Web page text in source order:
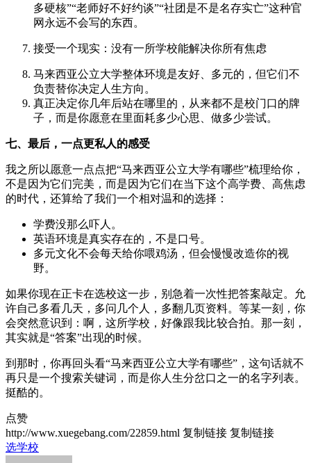
多硬核”“老师好不好约谈”“社团是不是名存实亡”这种官
网永远不会写的东西。
接受一个现实：没有一所学校能解决你所有焦虑
马来西亚公立大学整体环境是友好、多元的，但它们不
负责替你决定人生方向。
真正决定你几年后站在哪里的，从来都不是校门口的牌
子，而是你愿意在里面耗多少心思、做多少尝试。
七、最后，一点更私人的感受
我之所以愿意一点点把“马来西亚公立大学有哪些”梳理给你，
不是因为它们完美，而是因为它们在当下这个高学费、高焦虑
的时代，还算给了我们一个相对温和的选择：
学费没那么吓人。
英语环境是真实存在的，不是口号。
多元文化不会每天给你喂鸡汤，但会慢慢改造你的视
野。
如果你现在正卡在选校这一步，别急着一次性把答案敲定。允
许自己多看几天，多问几个人，多翻几页资料。等某一刻，你
会突然意识到：啊，这所学校，好像跟我比较合拍。那一刻，
其实就是“答案”出现的时候。
到那时，你再回头看“马来西亚公立大学有哪些”，这句话就不
再只是一个搜索关键词，而是你人生分岔口之一的名字列表。
挺酷的。
点赞
http://www.xuegebang.com/22859.html 复制链接 复制链接
选学校